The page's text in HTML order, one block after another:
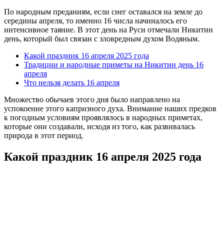
По народным преданиям, если снег оставался на земле до
середины апреля, то именно 16 числа начиналось его
интенсивное таяние. В этот день на Руси отмечали Никитин
день, который был связан с зловредным духом Водяным.
Какой праздник 16 апреля 2025 года
Традиции и народные приметы на Никитин день 16
апреля
Что нельзя делать 16 апреля
Множество обычаев этого дня было направлено на
успокоение этого капризного духа. Внимание наших предков
к погодным условиям проявлялось в народных приметах,
которые они создавали, исходя из того, как развивалась
природа в этот период.
Какой праздник 16 апреля 2025 года